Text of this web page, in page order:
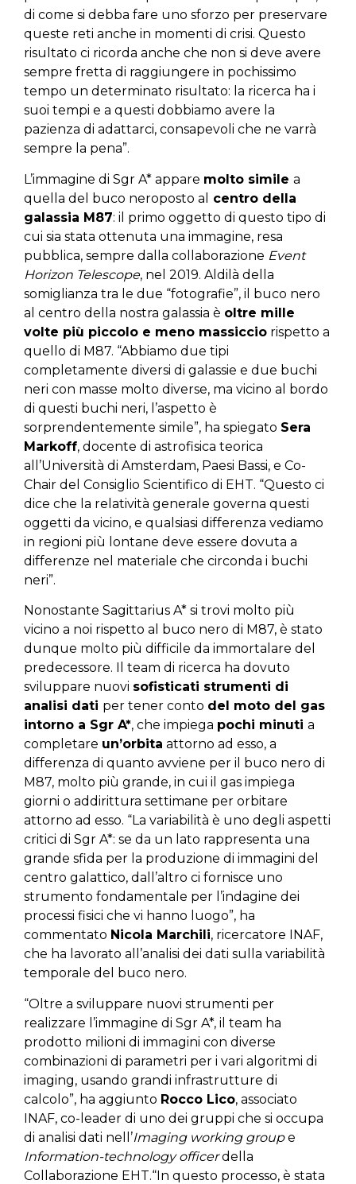
di come si debba fare uno sforzo per preservare
queste reti anche in momenti di crisi. Questo
risultato ci ricorda anche che non si deve avere
sempre fretta di raggiungere in pochissimo
tempo un determinato risultato: la ricerca ha i
suoi tempi e a questi dobbiamo avere la
pazienza di adattarci, consapevoli che ne varrà
sempre la pena”.
L’immagine di Sgr A* appare molto simile a
quella del buco neroposto al
centro della
galassia M87: il primo oggetto di questo tipo di
cui sia stata ottenuta una immagine, resa
pubblica, sempre dalla collaborazione Event
Horizon Telescope, nel 2019. Aldilà della
somiglianza tra le due “fotografie”, il buco nero
al centro della nostra galassia è oltre mille
volte più piccolo e meno massiccio rispetto a
quello di M87. “Abbiamo due tipi
completamente diversi di galassie e due buchi
neri con masse molto diverse, ma vicino al bordo
di questi buchi neri, l’aspetto è
sorprendentemente simile”, ha spiegato Sera
Markoff, docente di astrofisica teorica
all’Università di Amsterdam, Paesi Bassi, e Co-
Chair del Consiglio Scientifico di EHT. “Questo ci
dice che la relatività generale governa questi
oggetti da vicino, e qualsiasi differenza vediamo
in regioni più lontane deve essere dovuta a
differenze nel materiale che circonda i buchi
neri”.
Nonostante Sagittarius A* si trovi molto più
vicino a noi rispetto al buco nero di M87, è stato
dunque molto più difficile da immortalare del
predecessore. Il team di ricerca ha dovuto
sviluppare nuovi sofisticati strumenti di
analisi dati per tener conto del moto del gas
intorno a Sgr A*, che impiega pochi minuti a
completare un’orbita attorno ad esso, a
differenza di quanto avviene per il buco nero di
M87, molto più grande, in cui il gas impiega
giorni o addirittura settimane per orbitare
attorno ad esso. “La variabilità è uno degli aspetti
critici di Sgr A*: se da un lato rappresenta una
grande sfida per la produzione di immagini del
centro galattico, dall’altro ci fornisce uno
strumento fondamentale per l’indagine dei
processi fisici che vi hanno luogo”, ha
commentato Nicola Marchili, ricercatore INAF,
che ha lavorato all’analisi dei dati sulla variabilità
temporale del buco nero.
“Oltre a sviluppare nuovi strumenti per
realizzare l’immagine di Sgr A*, il team ha
prodotto milioni di immagini con diverse
combinazioni di parametri per i vari algoritmi di
imaging, usando grandi infrastrutture di
calcolo”, ha aggiunto Rocco Lico, associato
INAF, co-leader di uno dei gruppi che si occupa
di analisi dati nell’Imaging working groupe
Information-technology officerdella
Collaborazione EHT.“In questo processo, è stata